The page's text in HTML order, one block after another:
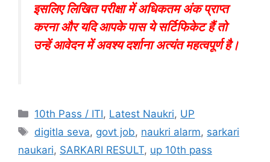
इसलिए लिखित परीक्षा में अधिकतम अंक प्राप्त
करना और यदि आपके पास ये सर्टिफिकेट हैं तो
उन्हें आवेदन में अवश्य दर्शाना अत्यंत महत्वपूर्ण है।
10th Pass / ITI, Latest Naukri, UP
digitla seva, govt job, naukri alarm, sarkari
naukari, SARKARI RESULT, up 10th pass